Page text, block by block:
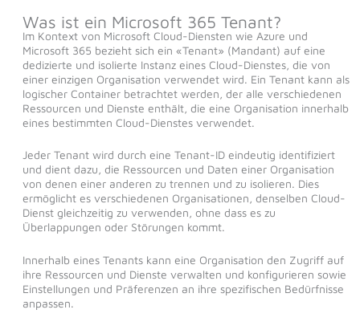
Was ist ein Microsoft 365 Tenant?
Im Kontext von Microsoft Cloud-Diensten wie Azure und
Microsoft 365 bezieht sich ein «Tenant» (Mandant) auf eine
dedizierte und isolierte Instanz eines Cloud-Dienstes, die von
einer einzigen Organisation verwendet wird. Ein Tenant kann als
logischer Container betrachtet werden, der alle verschiedenen
Ressourcen und Dienste enthält, die eine Organisation innerhalb
eines bestimmten Cloud-Dienstes verwendet.
Jeder Tenant wird durch eine Tenant-ID eindeutig identifiziert
und dient dazu, die Ressourcen und Daten einer Organisation
von denen einer anderen zu trennen und zu isolieren. Dies
ermöglicht es verschiedenen Organisationen, denselben Cloud-
Dienst gleichzeitig zu verwenden, ohne dass es zu
Überlappungen oder Störungen kommt.
Innerhalb eines Tenants kann eine Organisation den Zugriff auf
ihre Ressourcen und Dienste verwalten und konfigurieren sowie
Einstellungen und Präferenzen an ihre spezifischen Bedürfnisse
anpassen.